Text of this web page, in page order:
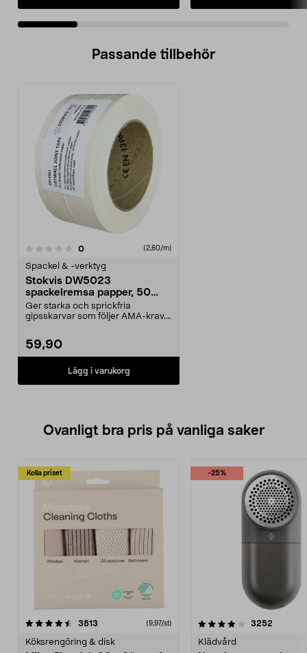
Passande tillbehör
0recensioner (2,60/m)
Spackel & -verktyg
Stokvis DW5023
spackelremsa papper, 50
mm x 23 m
Ger starka och sprickfria
gipsskarvar som följer AMA-krav.
59,90
Lägg i varukorg
Ovanligt bra pris på vanliga saker
Kolla priset
3813 (9,97/st)
Köksrengöring & disk
-25%
4.0av 5 stjärnor 3252
Klädvård
4.5av 5 stjärnor